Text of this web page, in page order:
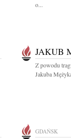
o...
JAKUB
Z powodu
Jakuba
GDAŃSK